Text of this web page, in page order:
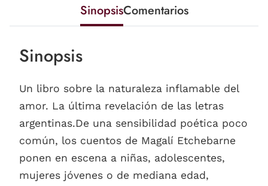
SinopsisComentarios
Sinopsis
Un libro sobre la naturaleza inflamable del
amor. La última revelación de las letras
argentinas.De una sensibilidad poética poco
común, los cuentos de Magalí Etchebarne
ponen en escena a niñas, adolescentes,
mujeres jóvenes o de mediana edad,